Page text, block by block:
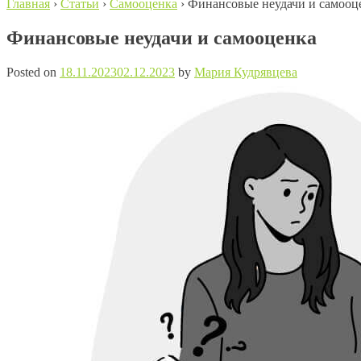
Главная › Статьи › Самооценка › Финансовые неудачи и
Финансовые неудачи и самооценка
Posted on 18.11.202302.12.2023 by Мария Кудрявцева